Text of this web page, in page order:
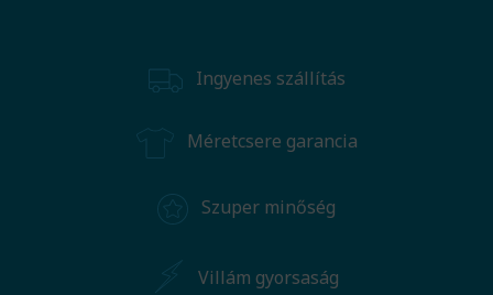
Ingyenes szállítás
Méretcsere garancia
Szuper minőség
Villám gyorsaság